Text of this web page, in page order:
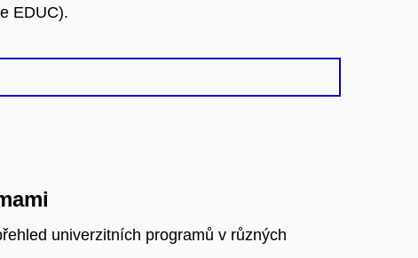
EDUC).
univerzitních programů v různých